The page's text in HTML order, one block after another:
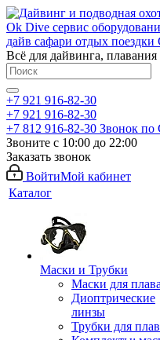
Всё для дайвинга,
+7 921 916-82-30
+7 921 916-82-30
+7 812 916-82-30 Звонок
Звоните с 10:00 до 22:00
Заказать звонок
ВойтиМой кабинет
Каталог
Маски и Трубки
Маски для
Диоптрические
линзы
Трубки для